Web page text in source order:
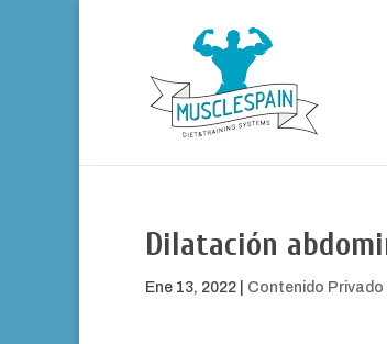
Dilatación
Ene 13, 2022 Contenido Privado